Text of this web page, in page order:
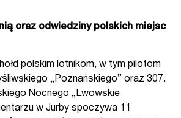
oraz odwiedziny polskich miejsc
polskim lotnikom, w tym pilotom
„Poznańskiego” oraz 307.
Nocnego „Lwowskie
w Jurby spoczywa 11